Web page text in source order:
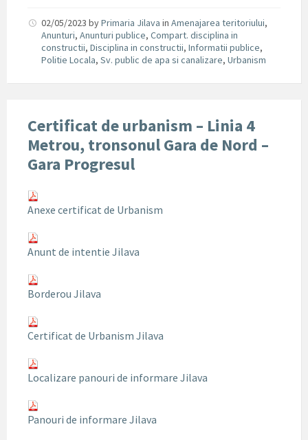
02/05/2023 byPrimaria Jilava in Amenajarea teritoriului,
Anunturi, Anunturi publice, Compart. disciplina in
constructii, Disciplina in constructii, Informatii publice,
Politie Locala, Sv. public de apa si canalizare, Urbanism
Certificat de urbanism – Linia 4
Metrou, tronsonul Gara de Nord –
Gara Progresul
Anexe certificat de Urbanism
Anunt de intentie Jilava
Borderou Jilava
Certificat de Urbanism Jilava
Localizare panouri de informare Jilava
Panouri de informare Jilava